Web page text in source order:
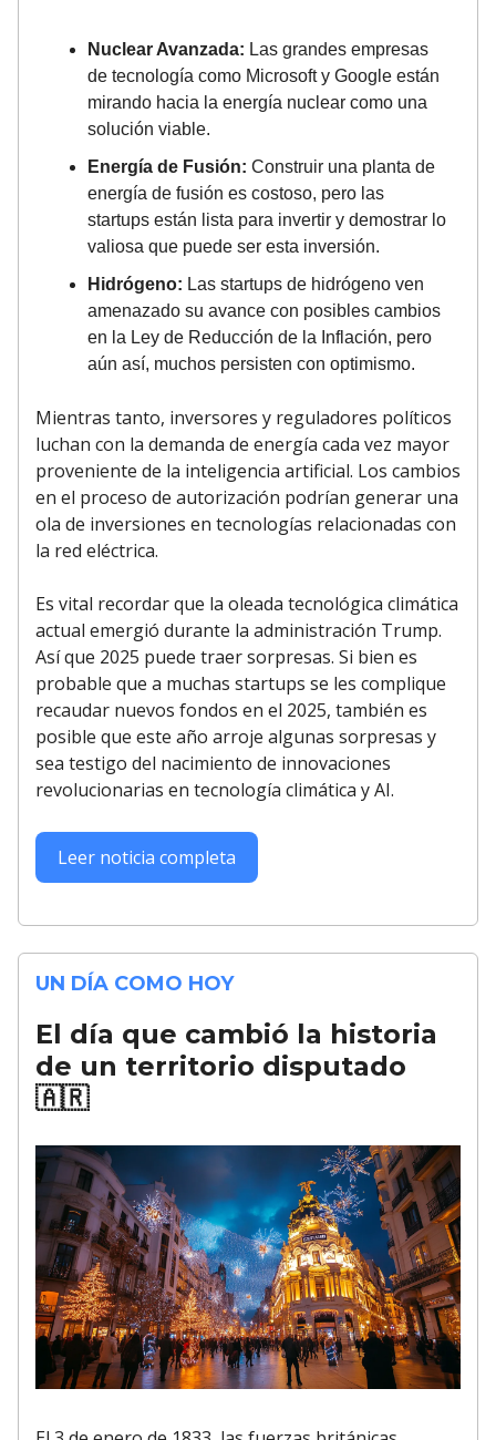
Nuclear Avanzada: Las grandes empresas
de tecnología como Microsoft y Google están
mirando hacia la energía nuclear como una
solución viable.
Energía de Fusión: Construir una planta de
energía de fusión es costoso, pero las
startups están lista para invertir y demostrar lo
valiosa que puede ser esta inversión.
Hidrógeno: Las startups de hidrógeno ven
amenazado su avance con posibles cambios
en la Ley de Reducción de la Inflación, pero
aún así, muchos persisten con optimismo.
Mientras tanto, inversores y reguladores políticos
luchan con la demanda de energía cada vez mayor
proveniente de la inteligencia artificial. Los cambios
en el proceso de autorización podrían generar una
ola de inversiones en tecnologías relacionadas con
la red eléctrica.
Es vital recordar que la oleada tecnológica climática
actual emergió durante la administración Trump.
Así que 2025 puede traer sorpresas. Si bien es
probable que a muchas startups se les complique
recaudar nuevos fondos en el 2025, también es
posible que este año arroje algunas sorpresas y
sea testigo del nacimiento de innovaciones
revolucionarias en tecnología climática y AI.
Leer noticia completa
UN DÍA COMO HOY
El día que cambió la historia
de un territorio disputado
🇦🇷